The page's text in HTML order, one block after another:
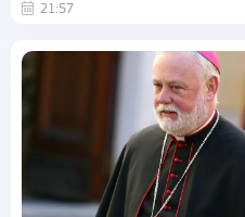
21:57